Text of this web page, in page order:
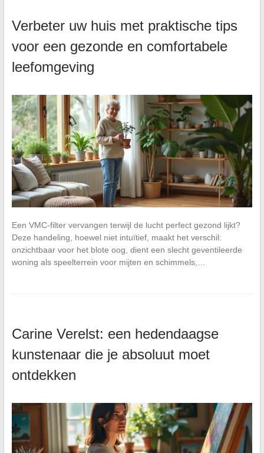
Verbeter uw huis met praktische tips
voor een gezonde en comfortabele
leefomgeving
Een VMC-filter vervangen terwijl de lucht perfect gezond lijkt?
Deze handeling, hoewel niet intuïtief, maakt het verschil:
onzichtbaar voor het blote oog, dient een slecht geventileerde
woning als speelterrein voor mijten en schimmels,…
Carine Verelst: een hedendaagse
kunstenaar die je absoluut moet
ontdekken